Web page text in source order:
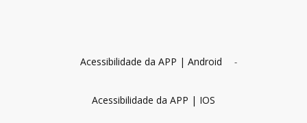
Acessibilidade da APP | Android -
Acessibilidade da APP | IOS